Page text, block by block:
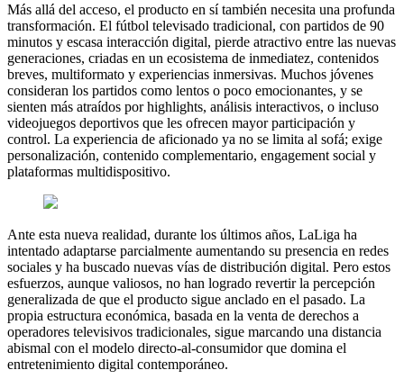
Más allá del acceso, el producto en sí también necesita una profunda
transformación. El fútbol televisado tradicional, con partidos de 90
minutos y escasa interacción digital, pierde atractivo entre las nuevas
generaciones, criadas en un ecosistema de inmediatez, contenidos
breves, multiformato y experiencias inmersivas. Muchos jóvenes
consideran los partidos como lentos o poco emocionantes, y se
sienten más atraídos por highlights, análisis interactivos, o incluso
videojuegos deportivos que les ofrecen mayor participación y
control. La experiencia de aficionado ya no se limita al sofá; exige
personalización, contenido complementario, engagement social y
plataformas multidispositivo.
Ante esta nueva realidad, durante los últimos años, LaLiga ha
intentado adaptarse parcialmente aumentando su presencia en redes
sociales y ha buscado nuevas vías de distribución digital. Pero estos
esfuerzos, aunque valiosos, no han logrado revertir la percepción
generalizada de que el producto sigue anclado en el pasado. La
propia estructura económica, basada en la venta de derechos a
operadores televisivos tradicionales, sigue marcando una distancia
abismal con el modelo directo-al-consumidor que domina el
entretenimiento digital contemporáneo.